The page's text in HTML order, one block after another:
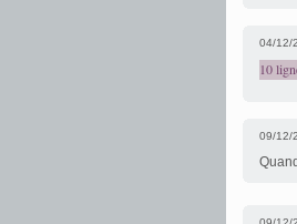
04/12/
10
09/12/